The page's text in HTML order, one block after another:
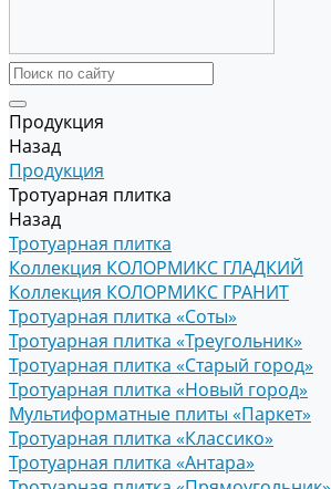
Продукция
Назад
Продукция
Тротуарная плитка
Назад
Тротуарная плитка
Коллекция КОЛОРМИКС ГЛАДКИЙ
Коллекция КОЛОРМИКС ГРАНИТ
Тротуарная плитка «Соты»
Тротуарная плитка «Треугольник»
Тротуарная плитка «Старый город»
Тротуарная плитка «Новый город»
Мультиформатные плиты «Паркет»
Тротуарная плитка «Классико»
Тротуарная плитка «Антара»